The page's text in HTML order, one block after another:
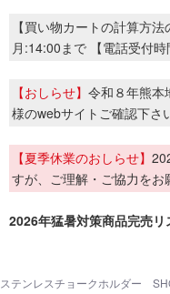
【買い物カートの計算方
月:14:00まで 【電話受付
【おしらせ】 令和８年熊本
様のwebサイトご確認下さ
【夏季休業のおしらせ】
すが、ご理解・ご協力をお
2026年猛暑対策商品完売リ
ステンレスチョークホルダー